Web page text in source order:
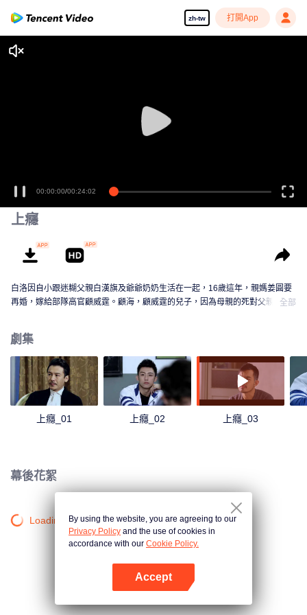
zh-tw 打開App
00:00:00/00:24:02
上癮
白洛因自小跟迷糊父親白漢旗及爺爺奶奶生活在一起，16歲這年，親媽姜圓要
再婚，嫁給部隊高官顧威霆。顧海，顧威霆的兒子，因為母親的死對父親一直
起了不小的作用。
全部
劇集
上癮_01 上癮_02 上癮_03
幕後花絮
Loading…By using the website, you are agreeing to our
Privacy Policy and the use of cookies in
accordance with our Cookie Policy.
Accept